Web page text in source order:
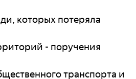
которых потеряла
- поручения
транспорта и